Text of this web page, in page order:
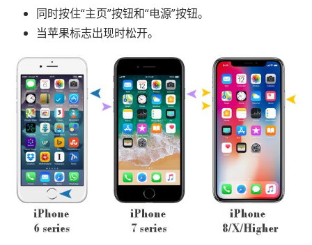
同时按住“主页”按钮和“电源”按钮。
当苹果标志出现时松开。